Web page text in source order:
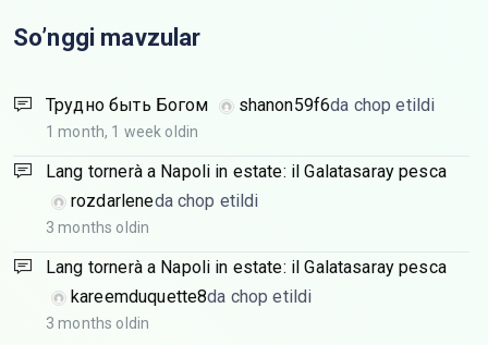
So’nggi mavzular
Трудно быть Богом shanon59f6da chop etildi
1 month, 1 week oldin
Lang tornerà a Napoli in estate: il Galatasaray pesca
rozdarleneda chop etildi
3 months oldin
Lang tornerà a Napoli in estate: il Galatasaray pesca
kareemduquette8da chop etildi
3 months oldin